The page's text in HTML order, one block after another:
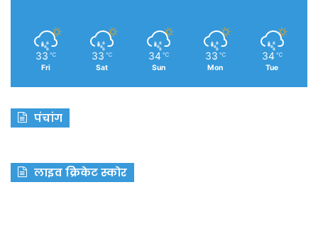
33 ℃
Fri
33 ℃
Sat
34 ℃
Sun
33 ℃
Mon
34 ℃
Tue
पंचांग
लाइव क्रिकेट स्कोर